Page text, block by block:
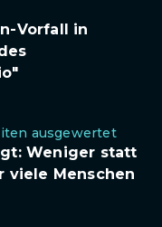
Vorfall in
ausgewertet
Weniger statt
viele Menschen